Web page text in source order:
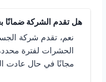
هل تقدم الشركة ضمانًا
نعم، تقدم شركة
الحشرات لفترة
مجانًا في حال عادت